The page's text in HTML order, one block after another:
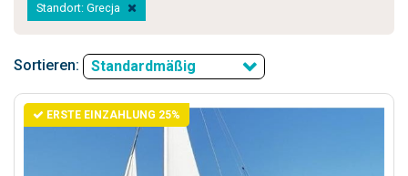
Standort: Grecja
Sortieren: Standardmäßig
ERSTE EINZAHLUNG 25%